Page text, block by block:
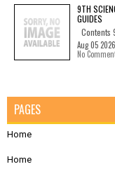
9TH
GUIDES
Contents
Aug 05
No
PAGES
Home
Home